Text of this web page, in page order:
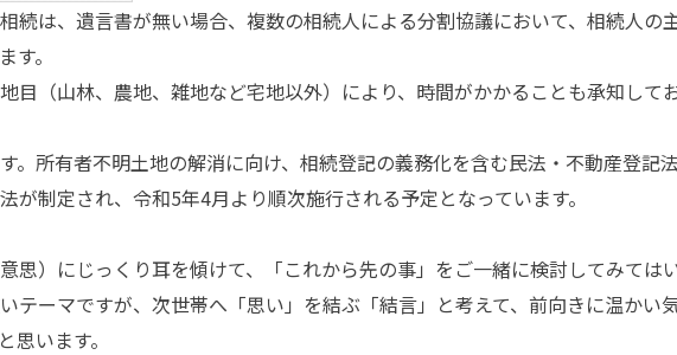
続は、遺言書が無い場合、複数の相続人による分割協議において、相続人の
す。
目（山林、農地、雑地など宅地以外）により、時間がかかることも承知して
。所有者不明土地の解消に向け、相続登記の義務化を含む民法・不動産登記
が制定され、令和5年4月より順次施行される予定となっています。
思）にじっくり耳を傾けて、「これから先の事」をご一緒に検討してみては
テーマですが、次世帯へ「思い」を結ぶ「結言」と考えて、前向きに温かい
思います。